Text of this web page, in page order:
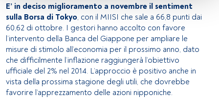
identificazione. Memorizzazione delle informazioni su un
dispositivo e/o accesso alle stesse. Pubblicità e contenuti
personalizzati, misurazione della pubblicità e dei
contenuti, ricerca sul pubblico e sviluppo di servizi.
Elenco dei partner (fornitori)
E’ in deciso miglioramento a novembre il sentiment
sulla Borsa di Tokyo, con il MIISI che sale a 66,8 punti dai
60,62 di ottobre. I gestori hanno accolto con favore
l’intervento della Banca del Giappone per ampliare le
misure di stimolo all’economia per il prossimo anno, dato
che difficilmente l’inflazione raggiungerà l’obiettivo
ufficiale del 2% nel 2014. L’approccio è positivo anche in
vista della prossima stagione degli utili, che dovrebbe
favorire l’apprezzamento delle azioni nipponiche.